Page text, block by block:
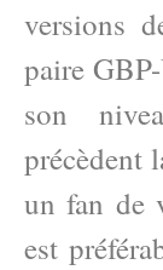
versions
paire
son
précèdent
un fan de
est